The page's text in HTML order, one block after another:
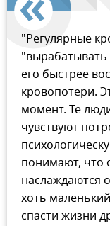
"Регулярные
его быстрее
кровопотери.
момент. Те
чувствуют
понимают, что
наслаждаются
хоть
спасти жизни